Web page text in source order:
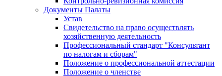
Документы Палаты
Устав
Свидетельство на право осуществлять
хозяйственную деятельность
Профессиональный стандарт "Консультант
по налогам и сборам"
Положение о профессиональной аттестации
Положение о членстве